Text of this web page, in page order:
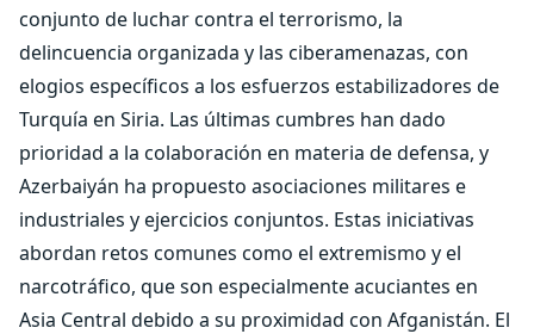
conjunto de luchar contra el terrorismo, la
delincuencia organizada y las ciberamenazas, con
elogios específicos a los esfuerzos estabilizadores de
Turquía en Siria. Las últimas cumbres han dado
prioridad a la colaboración en materia de defensa, y
Azerbaiyán ha propuesto asociaciones militares e
industriales y ejercicios conjuntos. Estas iniciativas
abordan retos comunes como el extremismo y el
narcotráfico, que son especialmente acuciantes en
Asia Central debido a su proximidad con Afganistán. El